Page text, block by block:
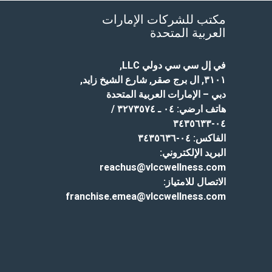
مكتب للشركات الإمارات
العربية المتحدة
في إل سي سي دولي LLC
,
٣١٠١, ال برج صقر, شارع الشيخ زايد,
دبي – الإمارات العربية المتحدة
هاتف ارضي:
٠٤ ـ ٣٢٧٣٥٧٤ /
٠٤-٣٤٣٥٦٣٣
الفاكس:
البريد الإلكتروني:
reachus@vlccwellness.com
الاتصال للامتياز:
franchise.emea@vlccwellness.com